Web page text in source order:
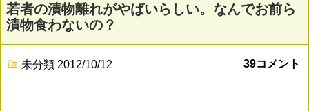
若者の漬物離れがやばいらしい。なんでお前ら
漬物食わないの？
未分類 2012/10/12 39コメント